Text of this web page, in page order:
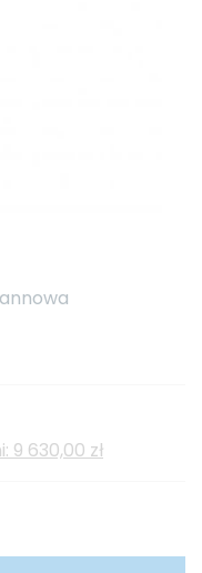
9 630,00 zł